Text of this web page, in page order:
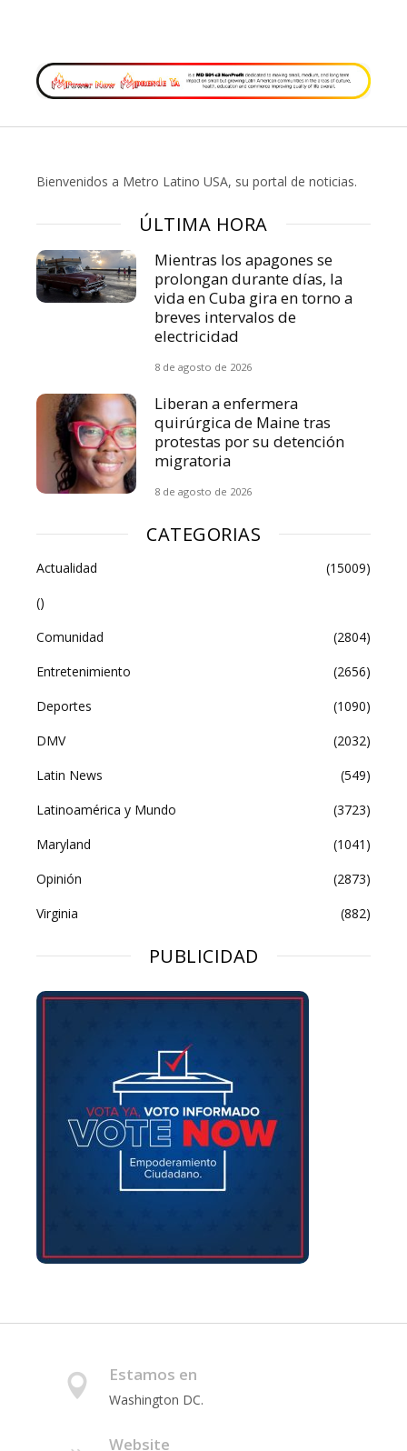
Bienvenidos a Metro Latino USA, su portal de noticias.
ÚLTIMA HORA
Mientras los apagones se
prolongan durante días, la
vida en Cuba gira en torno a
breves intervalos de
electricidad
8 de agosto de 2026
Liberan a enfermera
quirúrgica de Maine tras
protestas por su detención
migratoria
8 de agosto de 2026
CATEGORIAS
Actualidad
(15009)
()
Comunidad
(2804)
Entretenimiento
(2656)
Deportes
(1090)
DMV
(2032)
Latin News
(549)
Latinoamérica y Mundo
(3723)
Maryland
(1041)
Opinión
(2873)
Virginia
(882)
PUBLICIDAD
Estamos en
Washington DC.
Website